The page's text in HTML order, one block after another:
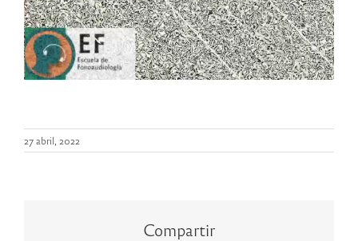
27 abril, 2022
Compartir